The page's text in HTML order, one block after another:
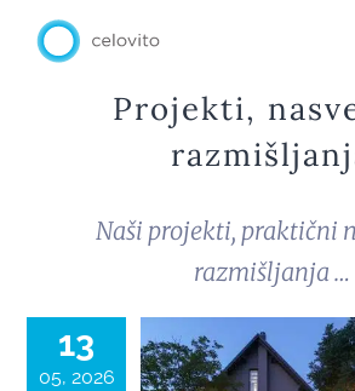
Projekti,
Naši projekti, praktični
razmišljanja …
13
05, 2026
Nova hiša v
harmoniji
nasprotij